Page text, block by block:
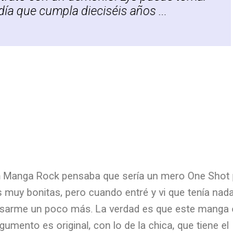
que cumpla dieciséis años ...
Rock pensaba que sería un mero One Shot
bonitas, pero cuando entré y vi que tenía
un poco más. La verdad es que este manga
es original, con lo de la chica, que tiene el